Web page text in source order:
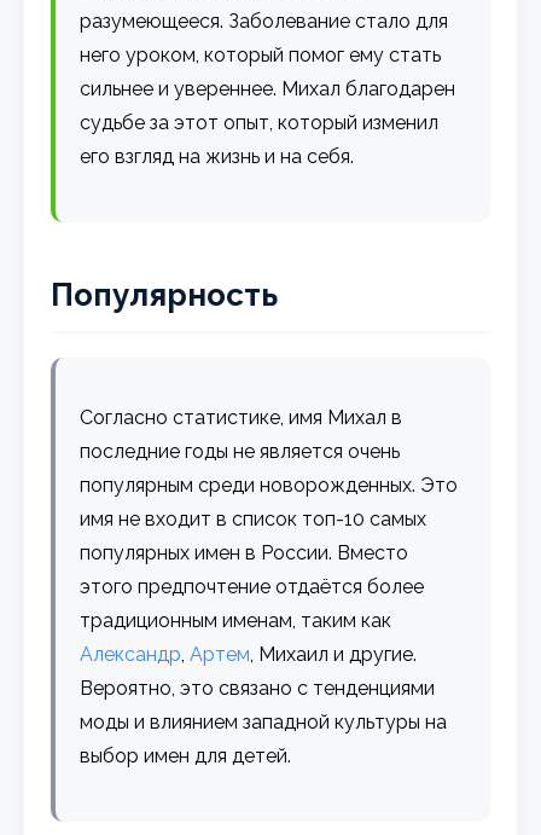
разумеющееся. Заболевание стало для
него уроком, который помог ему стать
сильнее и увереннее. Михал благодарен
судьбе за этот опыт, который изменил
его взгляд на жизнь и на себя.
Популярность
Согласно статистике, имя Михал в
последние годы не является очень
популярным среди новорожденных. Это
имя не входит в список топ-10 самых
популярных имен в России. Вместо
этого предпочтение отдаётся более
традиционным именам, таким как
Александр,Артем, Михаил и другие.
Вероятно, это связано с тенденциями
моды и влиянием западной культуры на
выбор имен для детей.